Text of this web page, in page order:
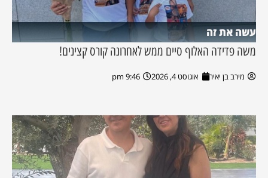
עשה את זה
משה פדידה האלוף סיים ממש לאחרונה קורס קצינים!
מירב בן יאיר אוגוסט 4, 2026 9:46 pm